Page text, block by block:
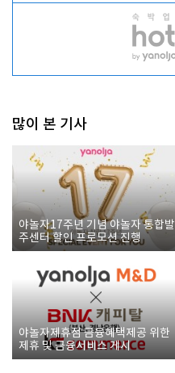
많이 본 기사
야놀자17주년 기념 야놀자 통합발
주센터 할인 프로모션 진행
야놀자제휴점 금융혜택제공 위한
제휴 및 금융서비스 게시